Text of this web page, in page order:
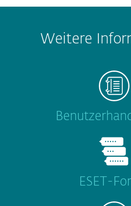
Weitere
ESET-